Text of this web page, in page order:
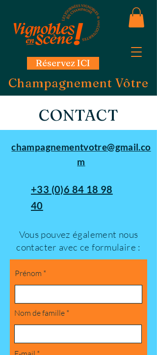
Réservez ICI
Champagnement Vôtre
CONTACT
champagnementvotre@gmail.co
m
+33 (0)6 84 18 98
40
Vous pouvez également nous
contacter avec ce formulaire :
Prénom
Nom de famille